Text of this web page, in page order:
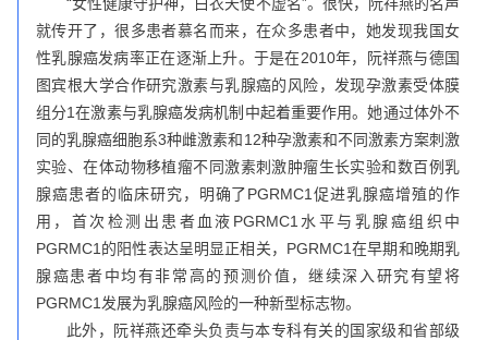
就传开了，很多患者慕名而来，在众多患者中，她发现我国女
性乳腺癌发病率正在逐渐上升。于是在2010年，阮祥燕与德国
图宾根大学合作研究激素与乳腺癌的风险，发现孕激素受体膜
组分1在激素与乳腺癌发病机制中起着重要作用。她通过体外不
同的乳腺癌细胞系3种雌激素和12种孕激素和不同激素方案刺激
实验、在体动物移植瘤不同激素刺激肿瘤生长实验和数百例乳
腺癌患者的临床研究，明确了PGRMC1促进乳腺癌增殖的作
用，首次检测出患者血液PGRMC1水平与乳腺癌组织中
PGRMC1的阳性表达呈明显正相关，PGRMC1在早期和晚期乳
腺癌患者中均有非常高的预测价值，继续深入研究有望将
PGRMC1发展为乳腺癌风险的一种新型标志物。
此外，阮祥燕还牵头负责与本专科有关的国家级和省部级